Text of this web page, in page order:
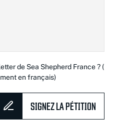
de Sea Shepherd France ? (
en français)
SIGNEZ LA PÉTITION